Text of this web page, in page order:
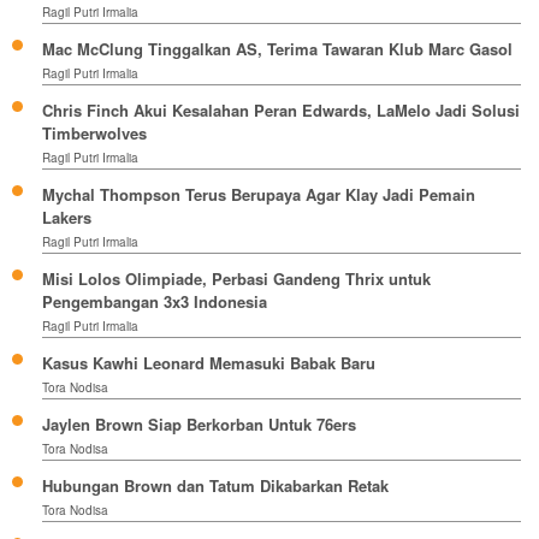
Ragil Putri Irmalia
Mac McClung Tinggalkan AS, Terima Tawaran Klub Marc Gasol
Ragil Putri Irmalia
Chris Finch Akui Kesalahan Peran Edwards, LaMelo Jadi Solusi
Timberwolves
Ragil Putri Irmalia
Mychal Thompson Terus Berupaya Agar Klay Jadi Pemain
Lakers
Ragil Putri Irmalia
Misi Lolos Olimpiade, Perbasi Gandeng Thrix untuk
Pengembangan 3x3 Indonesia
Ragil Putri Irmalia
Kasus Kawhi Leonard Memasuki Babak Baru
Tora Nodisa
Jaylen Brown Siap Berkorban Untuk 76ers
Tora Nodisa
Hubungan Brown dan Tatum Dikabarkan Retak
Tora Nodisa